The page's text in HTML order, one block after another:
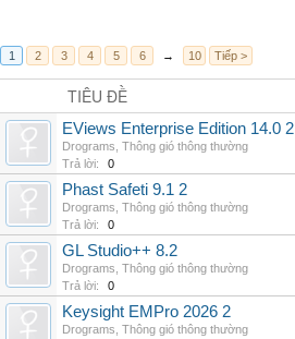
1 2 3 4 5 6 → 10 Tiếp >
TIÊU ĐỀ
EViews Enterprise Edition 14.0 2
Drograms Thông gió thông thường
Trả lời:
0
Phast Safeti 9.1 2
Drograms Thông gió thông thường
Trả lời:
0
GL Studio++ 8.2
Drograms Thông gió thông thường
Trả lời:
0
Keysight EMPro 2026 2
Drograms Thông gió thông thường